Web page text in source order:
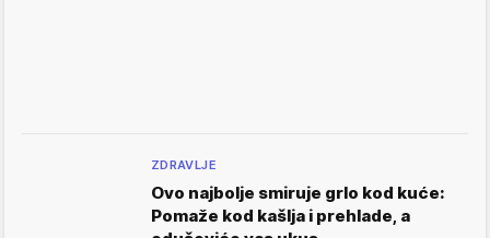
ZDRAVLJE
Ovo najbolje smiruje grlo kod kuće:
Pomaže kod kašlja i prehlade, a